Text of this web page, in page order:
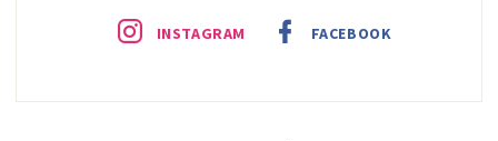
INSTAGRAM FACEBOOK